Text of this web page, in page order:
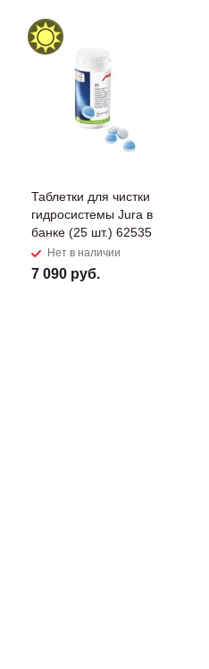
Таблетки для чистки
гидросистемы Jura в
банке (25 шт.) 62535
Нет в наличии
7 090 руб.